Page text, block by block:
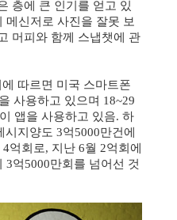
층에 큰 인기를 얻고 있
메신저로 사진을 잘못 보
머피와 함께 스냅챗에 관
따르면 미국 스마트폰
사용하고 있으며 18~29
앱을 사용하고 있음. 하
시지양도 3억5000만건에
4억회로, 지난 6월 2억회에
3억5000만회를 넘어선 것